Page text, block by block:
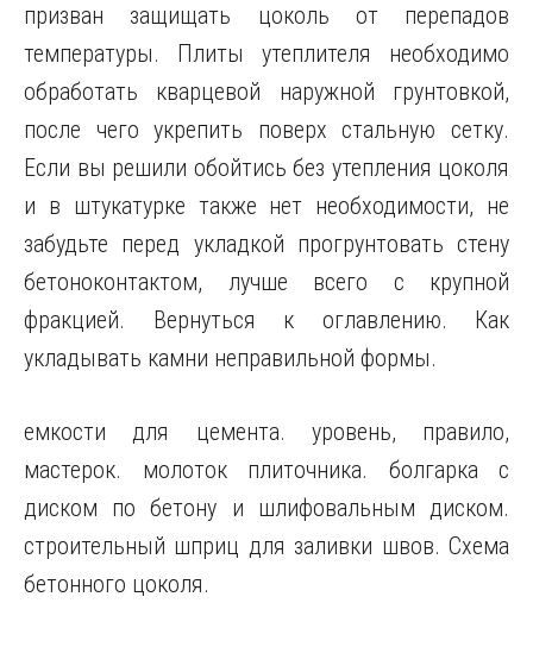
призван защищать цоколь от перепадов
температуры. Плиты утеплителя необходимо
обработать кварцевой наружной грунтовкой,
после чего укрепить поверх стальную сетку.
Если вы решили обойтись без утепления цоколя
и в штукатурке также нет необходимости, не
забудьте перед укладкой прогрунтовать стену
бетоноконтактом, лучше всего с крупной
фракцией. Вернуться к оглавлению. Как
укладывать камни неправильной формы.
емкости для цемента. уровень, правило,
мастерок. молоток плиточника. болгарка с
диском по бетону и шлифовальным диском.
строительный шприц для заливки швов. Схема
бетонного цоколя.